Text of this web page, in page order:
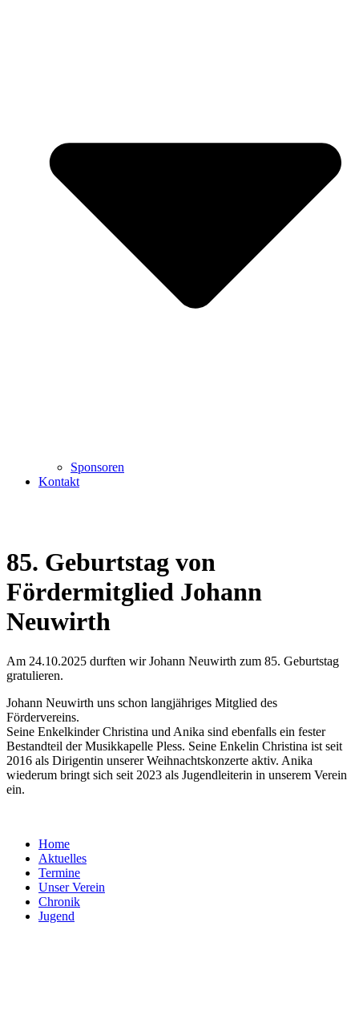
Sponsoren
Kontakt
85. Geburtstag von
Fördermitglied Johann
Neuwirth
Am 24.10.2025 durften wir Johann Neuwirth zum 85. Geburtstag
gratulieren.
Johann Neuwirth uns schon langjähriges Mitglied des
Fördervereins.
Seine Enkelkinder Christina und Anika sind ebenfalls ein fester
Bestandteil der Musikkapelle Pless. Seine Enkelin Christina ist seit
2016 als Dirigentin unserer Weihnachtskonzerte aktiv. Anika
wiederum bringt sich seit 2023 als Jugendleiterin in unserem Verein
ein.
Home
Aktuelles
Termine
Unser Verein
Chronik
Jugend